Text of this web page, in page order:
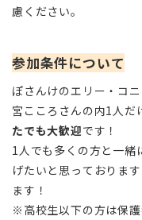
慮ください。
参加条件について
ぽさんけのエリー・コ
宮こころさんの内1人だ
たでも大歓迎です！
1人でも多くの方と一緒
げたいと思っておりま
ます！
※高校生以下の方は保